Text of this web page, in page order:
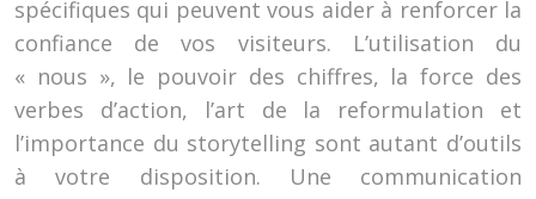
spécifiques qui peuvent vous aider à renforcer la
confiance de vos visiteurs. L’utilisation du
« nous », le pouvoir des chiffres, la force des
verbes d’action, l’art de la reformulation et
l’importance du storytelling sont autant d’outils
à votre disposition. Une communication